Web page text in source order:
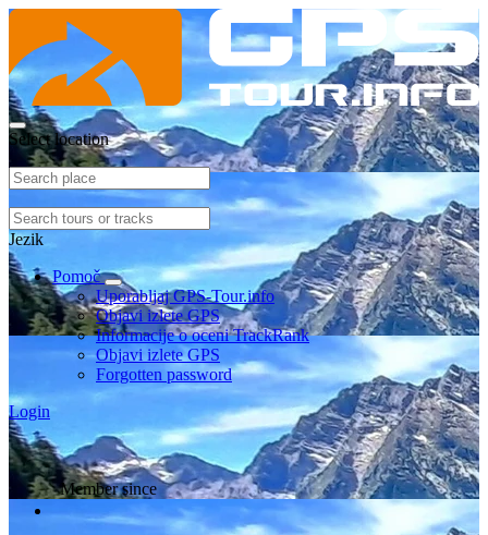
Select location
Jezik
Pomoč
Uporabljaj GPS-Tour.info
Objavi izlete GPS
Informacije o oceni TrackRank
Objavi izlete GPS
Forgotten password
Login
Member since